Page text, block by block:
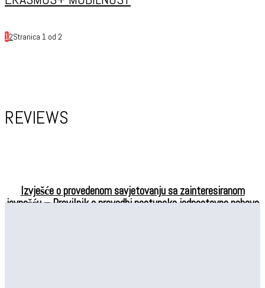
12Stranica 1 od 2
REVIEWS
Izvješće o provedenom savjetovanju sa zainteresiranom
javnošću – Pravilnik o provedbi postupaka jednostavne nabave